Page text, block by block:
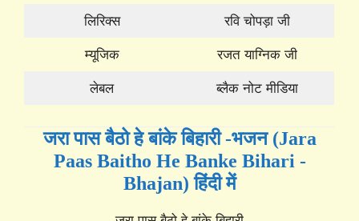
लिरिक्स रवि चोपड़ा जी
म्यूजिक रजत याग्निक जी
लेबल ब्लैक नोट मीडिया
जरा पास बैठो हे बांके बिहारी -भजन (Jara
Paas Baitho He Banke Bihari -
Bhajan) हिंदी में